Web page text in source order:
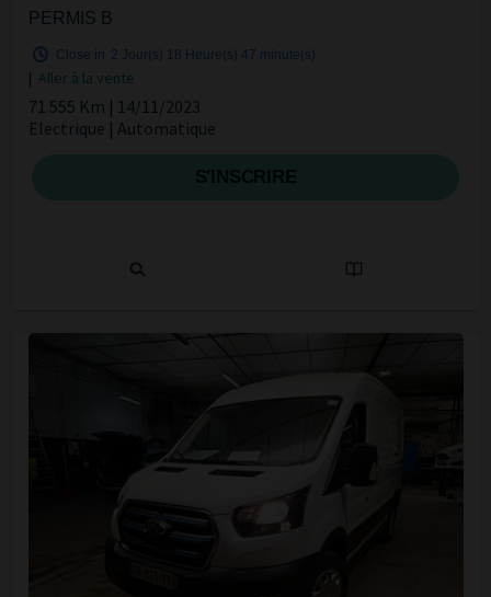
PERMIS B
Close in 2 Jour(s) 18 Heure(s) 47 minute(s)
| Aller à la vente
71 555 Km | 14/11/2023
Electrique | Automatique